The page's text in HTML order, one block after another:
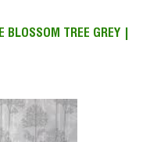
BLOSSOM TREE GREY |